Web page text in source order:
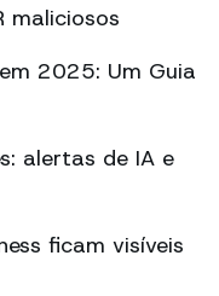
maliciosos
2025: Um Guia
alertas de IA e
ficam visíveis